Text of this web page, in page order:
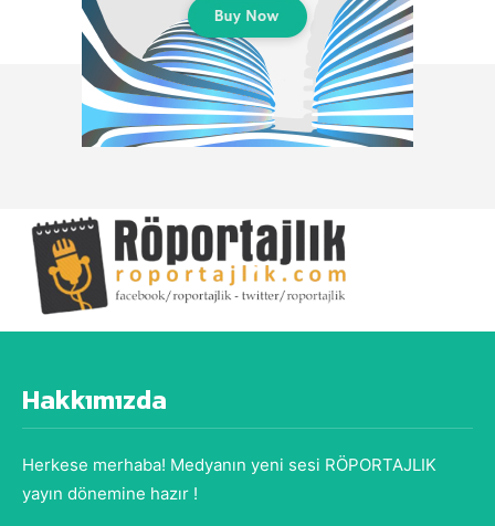
Hakkımızda
Herkese merhaba! Medyanın yeni sesi RÖPORTAJLIK
yayın dönemine hazır !